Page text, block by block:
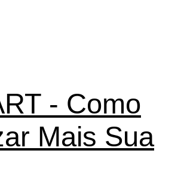
- Como
Mais Sua